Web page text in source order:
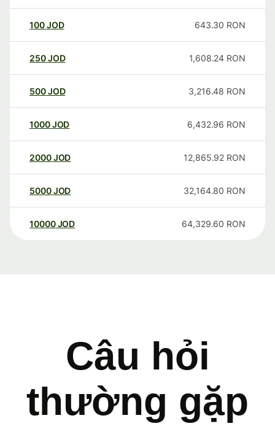
100JOD 643.30 RON
250JOD 1,608.24 RON
500JOD 3,216.48 RON
1000JOD 6,432.96 RON
2000JOD 12,865.92 RON
5000JOD 32,164.80 RON
10000 JOD 64,329.60 RON
Câu hỏi
thường gặp